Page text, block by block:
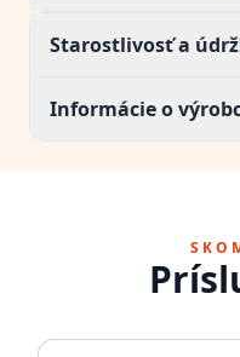
Starostlivosť a
Informácie o